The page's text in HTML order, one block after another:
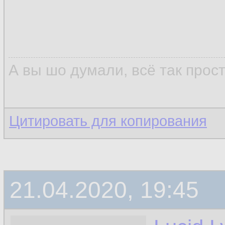
А вы шо думали, всё так
Цитировать для копирования
21.04.2020, 19:45